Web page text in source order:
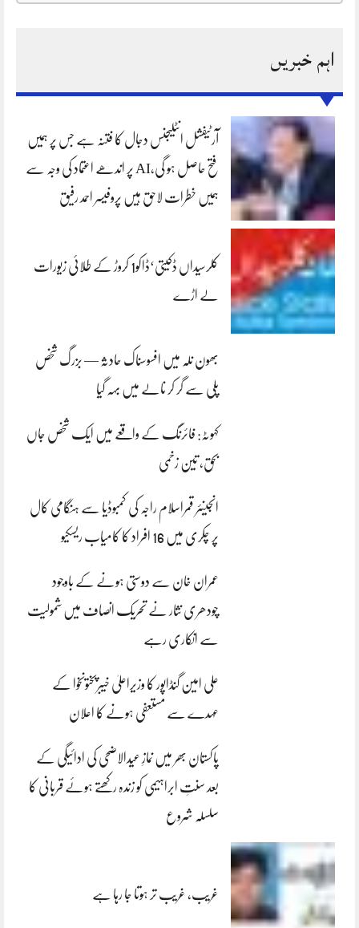
اہم خبریں
آرٹیفشل انٹلیجنس دجال کا فتنہ ہے جس پر ہمیں
فتح حاصل ہو گی،AI پر اندھے اعتماد کی وجہ سے
ہمیں خطرات لاحق ہیں پروفیسر احمد رفیق
کلرسیداں ڈکیتی‘ڈاکو1 کروڑ کے طلائی زیورات
لے اڑے
بھون نلہ میں افسوسناک حادثہ — بزرگ شخص
پلی سے گر کر نالے میں بہہ گیا
کہوٹہ: فائرنگ کے واقعے میں ایک شخص جاں
بحق، تین زخمی
انجینئر قمراسلام راجہ کی کمبوڈیا سے ہنگامی کال
پر چکری میں 16 افراد کا کامیاب ریسکیو
عمران خان سے دوستی ہونے کے باوجود
چودھری نثار نے تحریک انصاف میں شمولیت
سے انکاری رہے
علی امین گنڈاپور کا وزیراعلیٰ خیبرپختونخوا کے
عہدے سے مستعفی ہونے کا اعلان
پاکستان بھر میں نمازِ عیدالاضحی کی ادائیگی کے
بعد سنتِ ابراہیمی کو زندہ رکھتے ہوئے قربانی کا
سلسلہ شروع
غریب، غریب تر ہوتا جا رہا ہے